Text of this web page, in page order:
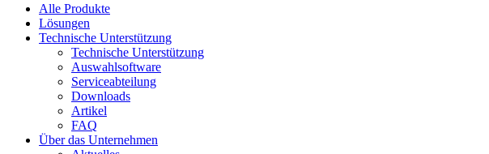
Alle Produkte
Lösungen
Technische Unterstützung
Technische Unterstützung
Auswahlsoftware
Serviceabteilung
Downloads
Artikel
FAQ
Über das Unternehmen